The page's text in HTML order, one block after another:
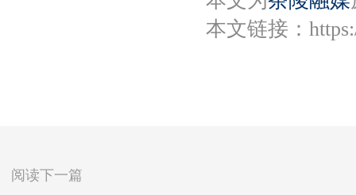
本文链接：
阅读下一篇